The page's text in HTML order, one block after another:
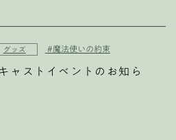
グッズ #魔法使いの約束
ャストイベントのお知ら